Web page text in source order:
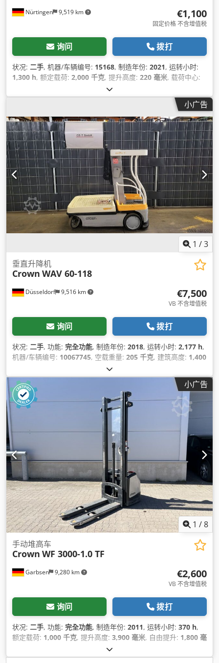
Nürtingen 9,519 km €1,100
固定价格 不含增值税
询问 拨打
状况: 二手, 机器/车辆编号: 15168, 制造年份: 2021, 运转小时:
1,300 h, 额定载荷: 2,000 千克, 提升高度: 220 毫米, 载荷中心:
, 桅杆类型:
米, 电池电压:24 V, 叉长:1,150 毫米, 总重量:577 千克,
小广告
1 /3
Düsseldorf 9,516 km
垂直升降机
Crown WAV 60-118
€7,500
VB 不含增值税
询问 拨打
状况: 二手, 功能: 完全功能, 制造年份: 2018, 运转小时: 2,177 h,
机器/车辆编号: 10067745, 空载重量: 205 千克, 建筑高度: 1,400
, 驱动类型:Elektro
小广告
1 /8
Garbsen 9,280 km
手动堆高车
Crown WF 3000-1.0 TF
€2,600
VB 不含增值税
询问 拨打
状况: 二手, 功能: 完全功能, 制造年份: 2011, 运转小时: 370 h,
额定载荷: 1,000 千克, 提升高度: 3,900 毫米, 自由提升: 1,800 毫
2,400 毫米
载重量:950 千克, 总长度:800 毫米, 施工宽度:800 毫米,